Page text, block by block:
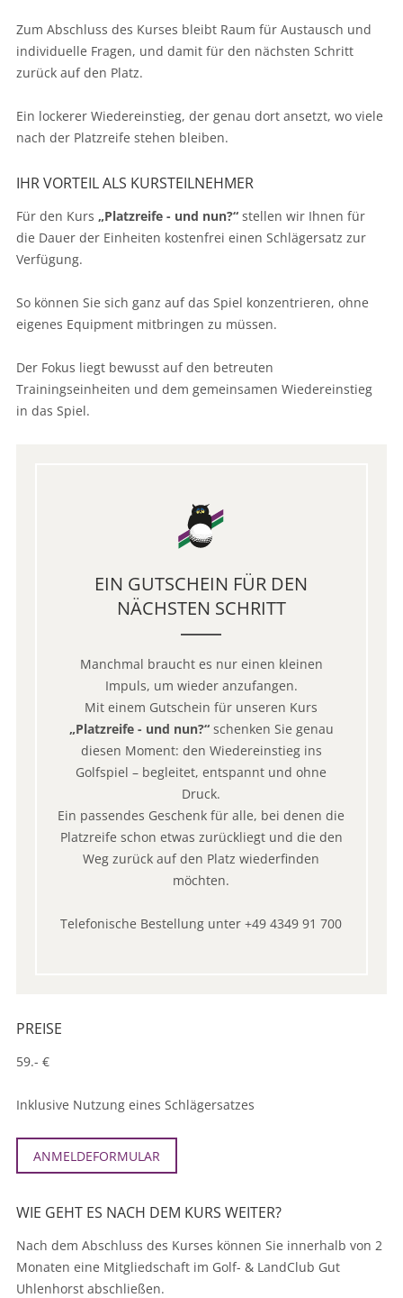
Zum Abschluss des Kurses bleibt Raum für Austausch und
individuelle Fragen, und damit für den nächsten Schritt
zurück auf den Platz.
Ein lockerer Wiedereinstieg, der genau dort ansetzt, wo viele
nach der Platzreife stehen bleiben.
IHR VORTEIL ALS KURSTEILNEHMER
Für den Kurs „Platzreife - und nun?“stellen wir Ihnen für
die Dauer der Einheiten kostenfrei einen Schlägersatz zur
Verfügung.
So können Sie sich ganz auf das Spiel konzentrieren, ohne
eigenes Equipment mitbringen zu müssen.
Der Fokus liegt bewusst auf den betreuten
Trainingseinheiten und dem gemeinsamen Wiedereinstieg
in das Spiel.
EIN GUTSCHEIN FÜR DEN
NÄCHSTEN SCHRITT
Manchmal braucht es nur einen kleinen
Impuls, um wieder anzufangen.
Mit einem Gutschein für unseren Kurs
„Platzreife - und nun?“schenken Sie genau
diesen Moment: den Wiedereinstieg ins
Golfspiel – begleitet, entspannt und ohne
Druck.
Ein passendes Geschenk für alle, bei denen die
Platzreife schon etwas zurückliegt und die den
Weg zurück auf den Platz wiederfinden
möchten.
Telefonische Bestellung unter +49 4349 91 700
PREISE
59.- €
Inklusive Nutzung eines Schlägersatzes
ANMELDEFORMULAR
WIE GEHT ES NACH DEM KURS WEITER?
Nach dem Abschluss des Kurses können Sie innerhalb von 2
Monaten eine Mitgliedschaft im Golf- & LandClub Gut
Uhlenhorst abschließen.